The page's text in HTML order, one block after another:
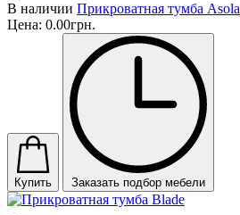
В наличии Прикроватная тумба Asola
Цена: 0.00грн.
Купить Заказать подбор мебели